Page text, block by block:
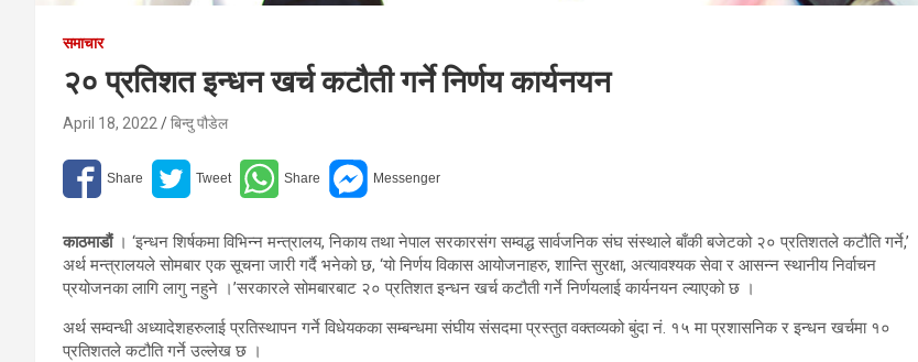
समाचार
२० प्रतिशत इन्धन खर्च कटौती गर्ने निर्णय कार्यनयन
April 18, 2022 बिन्दु पौडेल
काठमाडौं। ‘इन्धन शिर्षकमा विभिन्न मन्त्रालय, निकाय तथा नेपाल सरकारसंग सम्वद्ध सार्वजनिक संघ संस्थाले बाँकी बजेटको २० प्रतिशतले कटौति गर्ने,’
अर्थ मन्त्रालयले सोमबार एक सूचना जारी गर्दै भनेको छ, ‘यो निर्णय विकास आयोजनाहरु, शान्ति सुरक्षा, अत्यावश्यक सेवा र आसन्न स्थानीय निर्वाचन
प्रयोजनका लागि लागु नहुने ।’सरकारले सोमबारबाट २० प्रतिशत इन्धन खर्च कटौती गर्ने निर्णयलाई कार्यनयन ल्याएको छ ।
अर्थ सम्वन्धी अध्यादेशहरुलाई प्रतिस्थापन गर्ने विधेयकका सम्बन्धमा संघीय संसदमा प्रस्तुत वक्तव्यको बुंदा नं. १५ मा प्रशासनिक र इन्धन खर्चमा १०
प्रतिशतले कटौति गर्ने उल्लेख छ ।